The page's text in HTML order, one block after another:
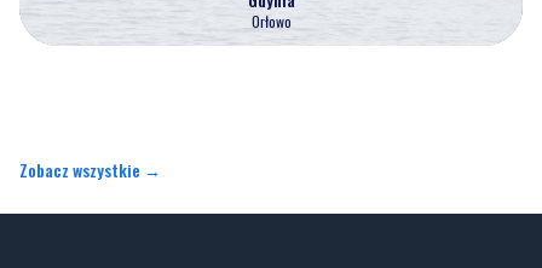
Orłowo
Zobacz wszystkie →